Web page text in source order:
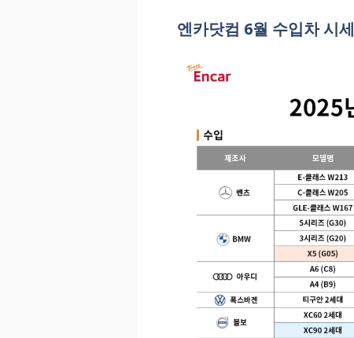
엔카닷컴 6월 수입차 시세